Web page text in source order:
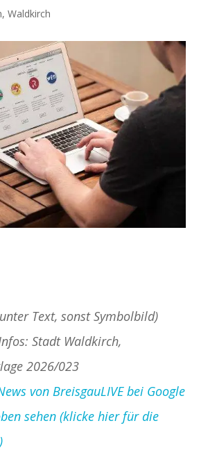
, Waldkirch
Text, sonst Symbolbild)
Stadt Waldkirch,
2026/023
von BreisgauLIVE bei Google
sehen (klicke hier für die